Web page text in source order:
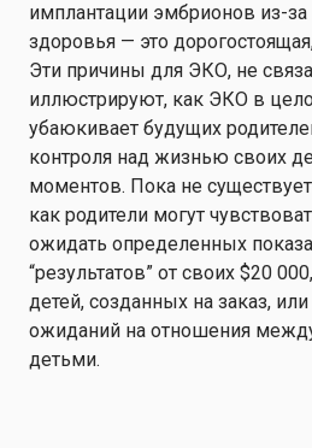
имплантации эмбрионов из-за
здоровья — это
Эти причины для ЭКО, не
иллюстрируют, как ЭКО в
убаюкивает будущих
контроля над жизнью своих
моментов. Пока не
как родители могут
ожидать определенных
“результатов” от своих $20
детей, созданных на заказ,
ожиданий на отношения
детьми.